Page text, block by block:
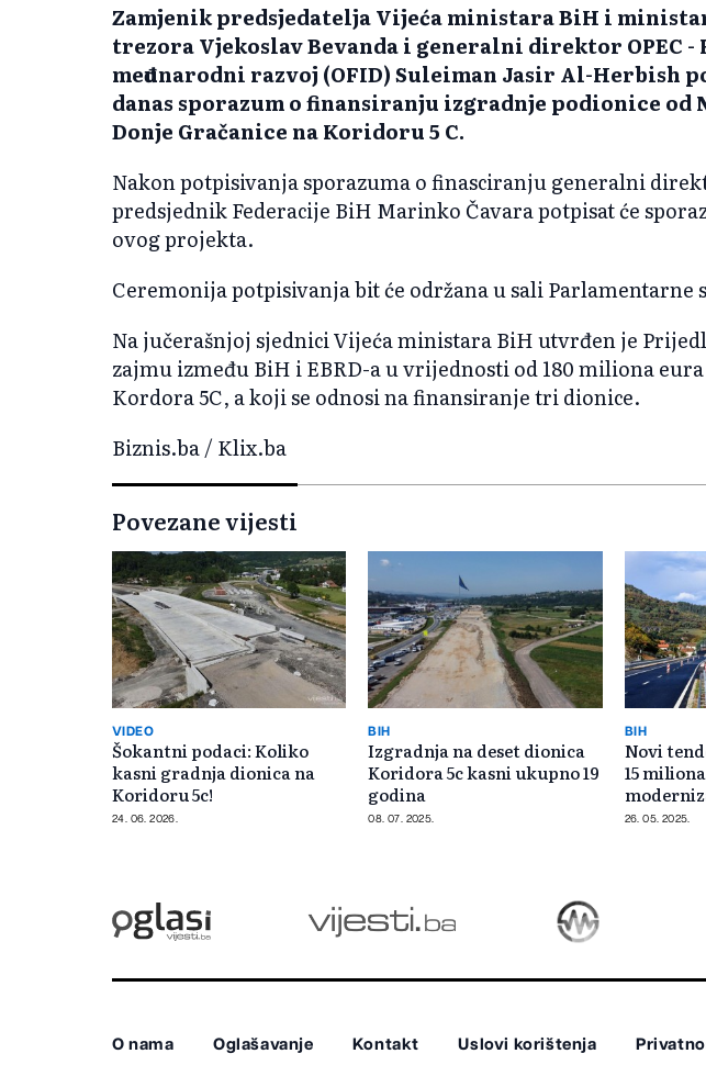
Zamjenik predsjedatelja Vijeća ministara BiH i
trezora Vjekoslav Bevanda i generalni direktor OPEC -
međunarodni razvoj (OFID) Suleiman Jasir Al-Herbish
danas sporazum o finansiranju izgradnje podionice od
Donje Gračanice na Koridoru 5 C.
Nakon potpisivanja sporazuma o finasciranju generalni
predsjednik Federacije BiH Marinko Čavara potpisat će
ovog projekta.
Ceremonija potpisivanja bit će održana u sali Parlamentarne
Na jučerašnjoj sjednici Vijeća ministara BiH utvrđen je
zajmu između BiH i EBRD-a u vrijednosti od 180 miliona
Kordora 5C, a koji se odnosi na finansiranje tri dionice.
Biznis.ba / Klix.ba
Povezane vijesti
VIDEO
Šokantni podaci: Koliko
kasni gradnja dionica na
Koridoru 5c!
24. 06. 2026.
BIH
Izgradnja na deset dionica
Koridora 5c kasni ukupno 19
godina
08. 07. 2025.
BIH
Novi
15
26. 05. 2025.
O nama Oglašavanje Kontakt Uslovi korištenja